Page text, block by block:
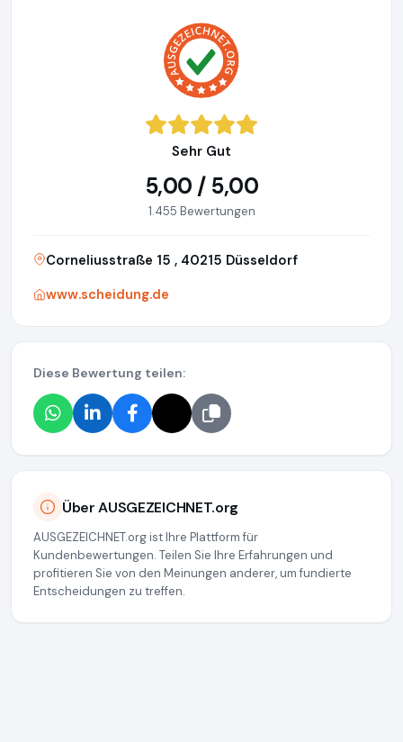
Sehr Gut
5,00 / 5,00
1.455 Bewertungen
Corneliusstraße 15 , 40215 Düsseldorf
www.scheidung.de
Diese Bewertung teilen:
Über AUSGEZEICHNET.org
AUSGEZEICHNET.org ist Ihre Plattform für
Kundenbewertungen. Teilen Sie Ihre Erfahrungen und
profitieren Sie von den Meinungen anderer, um fundierte
Entscheidungen zu treffen.